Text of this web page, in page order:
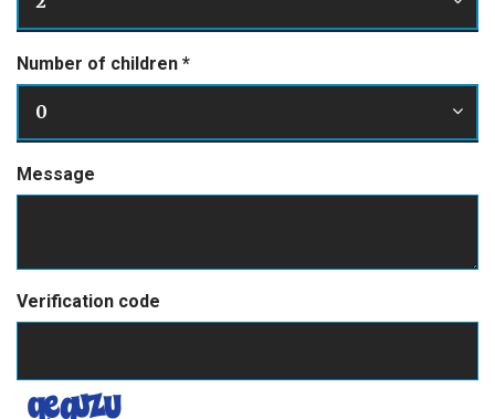
Number of children *
0
Message
Verification code